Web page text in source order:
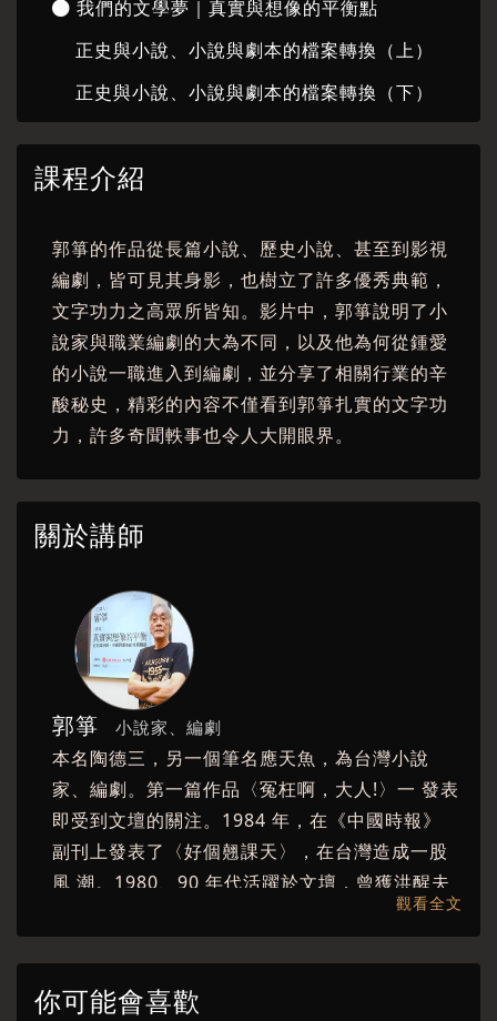
我們的文學夢｜真實與想像的平衡點
正史與小說、小說與劇本的檔案轉換（上）
正史與小說、小說與劇本的檔案轉換（下）
課程介紹
郭箏的作品從長篇小說、歷史小說、甚至到影視
編劇，皆可見其身影，也樹立了許多優秀典範，
文字功力之高眾所皆知。影片中，郭箏說明了小
說家與職業編劇的大為不同，以及他為何從鍾愛
的小說一職進入到編劇，並分享了相關行業的辛
酸秘史，精彩的內容不僅看到郭箏扎實的文字功
力，許多奇聞軼事也令人大開眼界。
關於講師
郭箏 小說家、編劇
本名陶德三，另一個筆名應天魚，為台灣小說
家、編劇。第一篇作品〈冤枉啊，大人!〉一 發表
即受到文壇的關注。1984 年，在《中國時報》
副刊上發表了〈好個翹課天〉，在台灣造成一股
風 潮。1980、90 年代活躍於文壇，曾獲洪醒夫
小說 獎。以筆名「應天魚」出版武俠小說《少林
英雄傳》; 以筆名「郭箏」出版短篇小說集《好個
煙消逝的高祖皇帝》， 以及武俠小說《鬼啊!師
觀看全文
你可能會喜歡